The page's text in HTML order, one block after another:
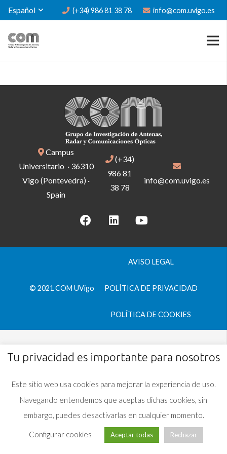
Español (+34) 986 81 38 78 info@com.uvigo.es
Campus
Universitario · 36310
Vigo (Pontevedra) ·
Spain
(+34)
986 81
38 78
info@com.uvigo.es
© 2021 COM UVigo
AVISO LEGAL
POLÍTICA DE PRIVACIDAD
POLÍTICA DE COOKIES
Tu privacidad es importante para nosotros
Este sitio web usa cookies para mejorar la experiencia de uso.
Navegando entendemos que aceptas dichas cookies, sin
embargo, puedes desactivarlas en cualquier momento.
Configurar cookies Aceptar todas Rechazar